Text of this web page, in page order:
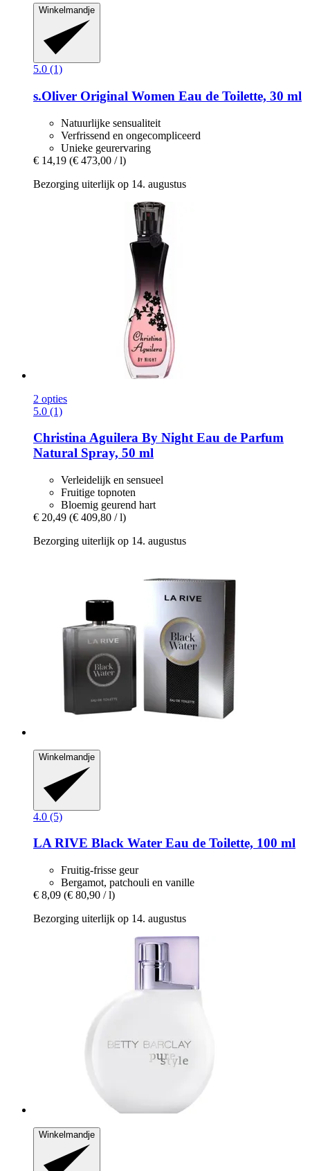
Winkelmandje
5.0 (1)
s.Oliver Original Women Eau de Toilette, 30 ml
Natuurlijke sensualiteit
Verfrissend en ongecompliceerd
Unieke geurervaring
€ 14,19 (€ 473,00 / l)
Bezorging uiterlijk op 14. augustus
2 opties
5.0 (1)
Christina Aguilera By Night Eau de Parfum
Natural Spray, 50 ml
Verleidelijk en sensueel
Fruitige topnoten
Bloemig geurend hart
€ 20,49 (€ 409,80 / l)
Bezorging uiterlijk op 14. augustus
Winkelmandje
4.0 (5)
LA RIVE Black Water Eau de Toilette, 100 ml
Fruitig-frisse geur
Bergamot, patchouli en vanille
€ 8,09 (€ 80,90 / l)
Bezorging uiterlijk op 14. augustus
Winkelmandje